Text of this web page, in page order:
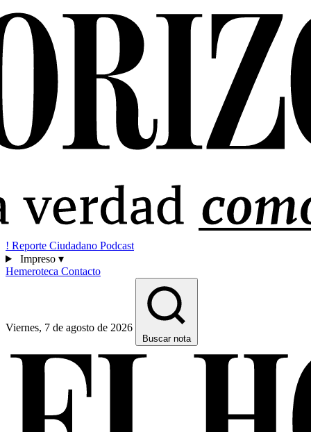
! Reporte Ciudadano Podcast
Impreso ▾
Hemeroteca Contacto
Viernes, 7 de agosto de 2026
Buscar nota